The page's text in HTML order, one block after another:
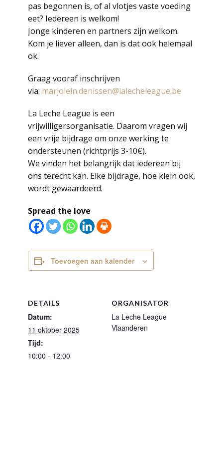
pas begonnen is, of al vlotjes vaste voeding
eet? Iedereen is welkom!
Jonge kinderen en partners zijn welkom.
Kom je liever alleen, dan is dat ook helemaal
ok.
Graag vooraf inschrijven
via: marjolein.denissen@lalecheleague.be
La Leche League is een
vrijwilligersorganisatie. Daarom vragen wij
een vrije bijdrage om onze werking te
ondersteunen (richtprijs 3-10€).
We vinden het belangrijk dat iedereen bij
ons terecht kan. Elke bijdrage, hoe klein ook,
wordt gewaardeerd.
Spread the love
Toevoegen aan kalender
DETAILS
Datum:
11 oktober 2025
Tijd:
10:00 - 12:00
ORGANISATOR
La Leche League
Vlaanderen